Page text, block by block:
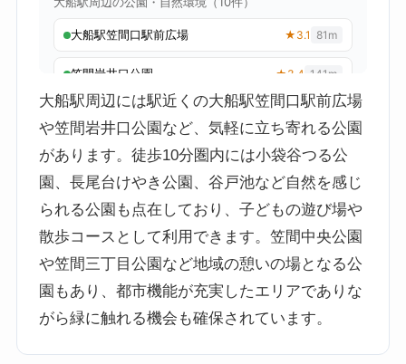
大船駅周辺には駅近くの大船駅笠間口駅前広場
や笠間岩井口公園など、気軽に立ち寄れる公園
があります。徒歩10分圏内には小袋谷つる公
園、長尾台けやき公園、谷戸池など自然を感じ
られる公園も点在しており、子どもの遊び場や
散歩コースとして利用できます。笠間中央公園
や笠間三丁目公園など地域の憩いの場となる公
園もあり、都市機能が充実したエリアでありな
がら緑に触れる機会も確保されています。